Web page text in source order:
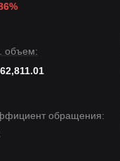
из-за
объем:
обращения: